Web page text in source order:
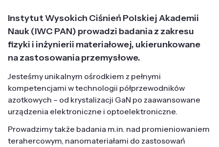
Instytut Wysokich Ciśnień Polskiej Akademii
Nauk (IWC PAN) prowadzi badania z zakresu
fizyki i inżynierii materiałowej, ukierunkowane
na zastosowania przemysłowe.
Jesteśmy unikalnym ośrodkiem z pełnymi
kompetencjami w technologii półprzewodników
azotkowych – od krystalizacji GaN po zaawansowane
urządzenia elektroniczne i optoelektroniczne.
Prowadzimy także badania m.in. nad promieniowaniem
terahercowym, nanomateriałami do zastosowań